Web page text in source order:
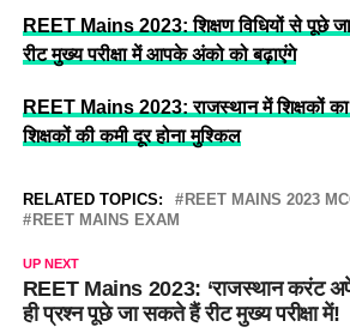
REET Mains 2023: शिक्षण विधियों से पूछे
रीट मुख्य परीक्षा में आपके अंको को बढ़ाएंगे
REET Mains 2023: राजस्थान में शिक्षकों
शिक्षकों की कमी दूर होना मुश्किल
RELATED TOPICS:
REET MAINS 2023
REET MAINS EXAM
UP NEXT
REET Mains 2023: ‘राजस्थान करंट
ही प्रश्न पूछे जा सकते हैं रीट मुख्य परीक्षा में!